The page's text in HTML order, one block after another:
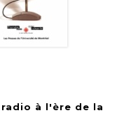
radio à l'ère de la